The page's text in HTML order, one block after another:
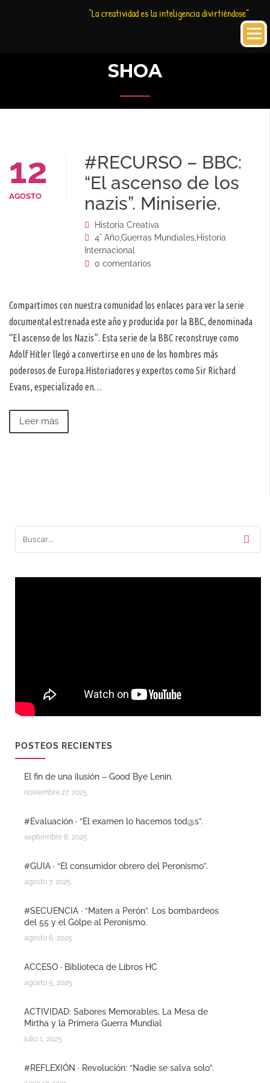
“La creatividad es la inteligencia divirtiéndose”
SHOA
12
AGOSTO
#RECURSO – BBC:
“El ascenso de los
nazis”. Miniserie.
Historia Creativa
4° Año,Guerras Mundiales,Historia
Internacional
0 comentarios
Compartimos con nuestra comunidad los enlaces para ver la serie
documental estrenada este año y producida por la BBC, denominada
“El ascenso de los Nazis”. Esta serie de la BBC reconstruye como
Adolf Hitler llegó a convertirse en uno de los hombres más
poderosos de Europa.Historiadores y expertos como Sir Richard
Evans, especializado en…
Leer más
POSTEOS RECIENTES
El fin de una ilusión – Good Bye Lenin.
noviembre 27, 2025
#Evaluación · “El examen lo hacemos tod@s”.
septiembre 8, 2025
#GUIA · “El consumidor obrero del Peronismo”.
agosto 7, 2025
#SECUENCIA · “Maten a Perón”. Los bombardeos
del 55 y el Golpe al Peronismo.
agosto 6, 2025
ACCESO · Biblioteca de Libros HC
agosto 5, 2025
ACTIVIDAD: Sabores Memorables, La Mesa de
Mirtha y la Primera Guerra Mundial
julio 1, 2025
#REFLEXIÓN · Revolución: “Nadie se salva solo”.